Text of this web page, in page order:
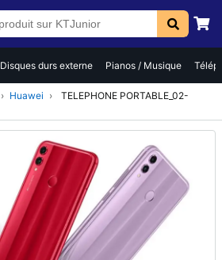
Disques durs externe Pianos / Musique
› Huawei ›
TELEPHONE PORTABLE_02-